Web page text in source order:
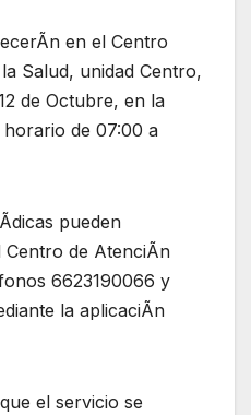
en el Centro
Salud, unidad Centro,
de Octubre, en la
de 07:00 a
pueden
Centro de AtenciÃn
6623190066 y
la aplicaciÃn
el servicio se